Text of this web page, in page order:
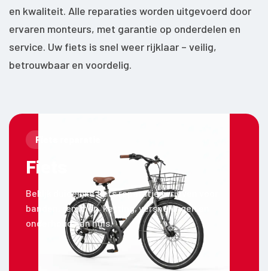
en kwaliteit. Alle reparaties worden uitgevoerd door
ervaren monteurs, met garantie op onderdelen en
service. Uw fiets is snel weer rijklaar – veilig,
betrouwbaar en voordelig.
Fiets reparatie
Fiets
Bekijk duidelijke fiets reparatie tarieven voor
banden, remmen, ketting, versnellingen en
onderhoud aan huis.